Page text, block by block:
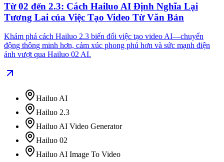
Từ 02 đến 2.3: Cách Hailuo AI Định Nghĩa Lại
Tương Lai của Việc Tạo Video Từ Văn Bản
Khám phá cách Hailuo 2.3 biến đổi việc tạo video AI—chuyển
động thông minh hơn, cảm xúc phong phú hơn và sức mạnh điện
ảnh vượt qua Hailuo 02 AI.
Hailuo AI
Hailuo 2.3
Hailuo AI Video Generator
Hailuo 02
Hailuo AI Image To Video